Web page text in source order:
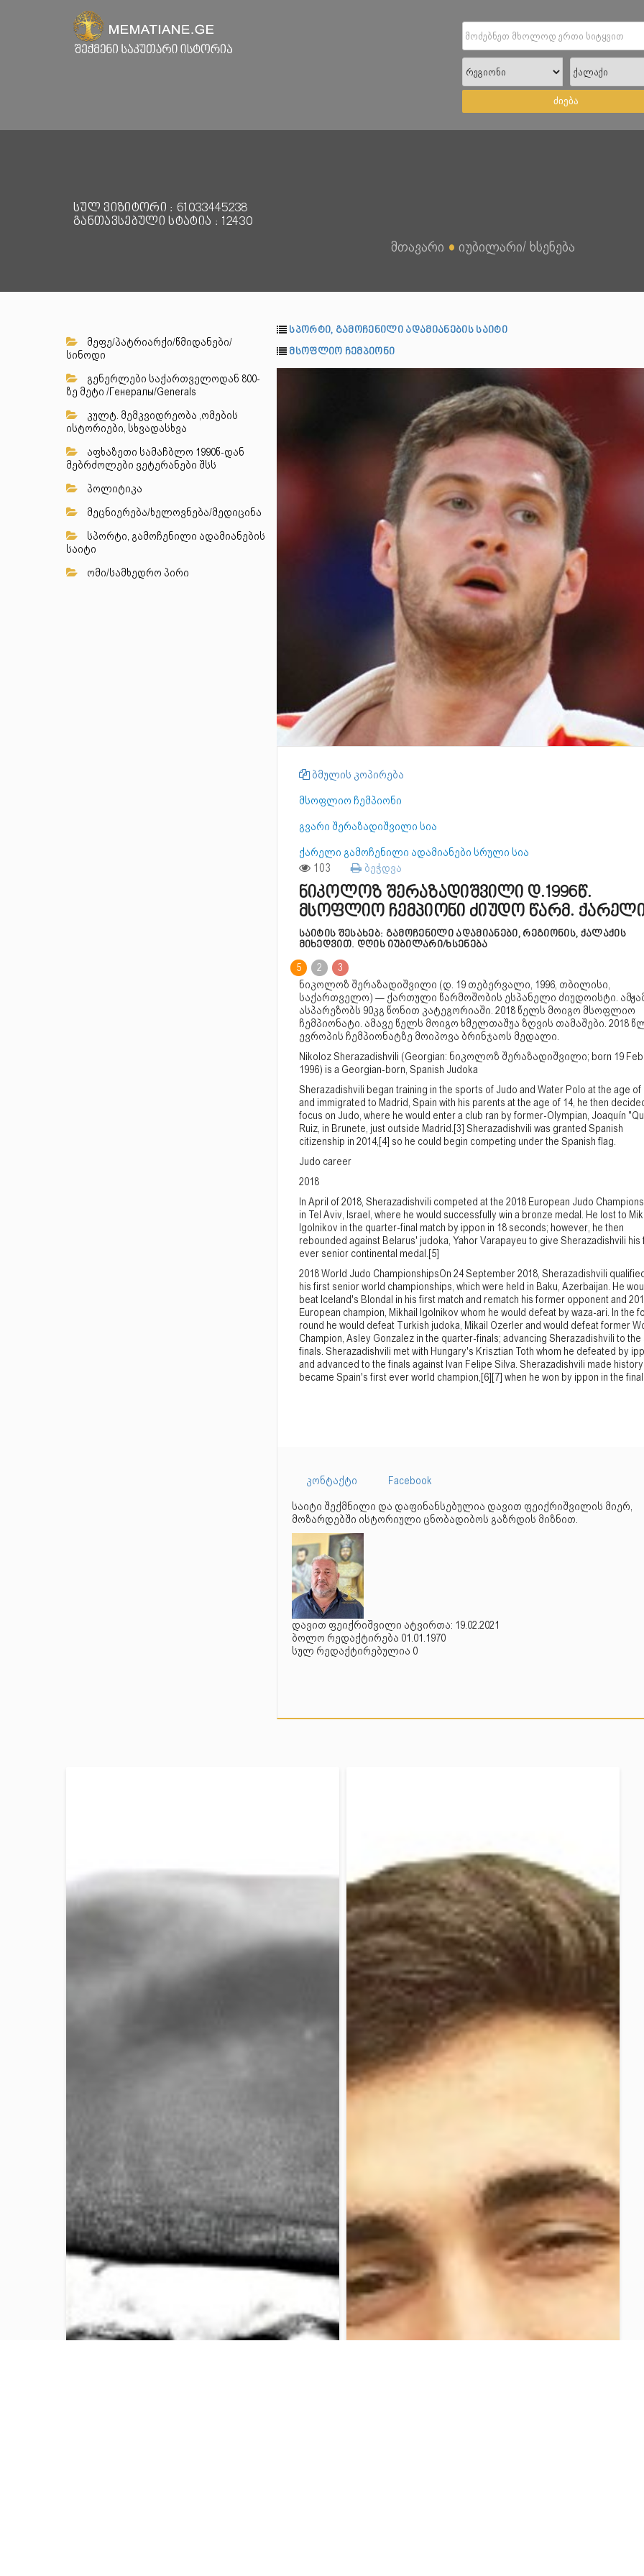
ძიება
სულ ვიზიტორი : 61033445238
განთავსებული სტატია : 12430
მთავარი ● იუბილარი/ ხსენება
მეფე/პატრიარქი/წმიდანები/
სინოდი
გენერლები საქართველოდან 800-
ზე მეტი /Генералы/Generals
კულტ. მემკვიდრეობა ,ომების
ისტორიები, სხვადასხვა
აფხაზეთი სამაჩბლო 1990წ-დან
მებრძოლები ვეტერანები შსს
პოლიტიკა
მეცნიერება/ხელოვნება/მედიცინა
სპორტი, გამოჩენილი ადამიანების
საიტი
ომი/სამხედრო პირი
სპორტი, გამოჩენილი ადამიანების საიტი
მსოფლიო ჩემპიონი
ბმულის კოპირება
მსოფლიო ჩემპიონი
გვარი შერაზადიშვილი სია
ქარელი გამოჩენილი ადამიანები სრული სია
103 ბეჭდვა
ნიკოლოზ შერაზადიშვილი დ.1996წ.
მსოფლიო ჩემპიონი ძიუდო წარმ.
საიტის შესახებ: გამოჩენილი ადამიანები, რეგიონის, ქალაქის
მიხედვით. დღის იუბილარი/ხსენება
5 2
3
ნიკოლოზ შერაზადიშვილი (დ. 19 თებერვალი, 1996, თბილისი,
საქართველო) — ქართული წარმოშობის ესპანელი ძიუდოისტი.
ასპარეზობს 90კგ წონით კატეგორიაში. 2018 წელს მოიგო მსოფლიო
ჩემპიონატი. ამავე წელს მოიგო ხმელთაშუა ზღვის თამაშები. 2018
ევროპის ჩემპიონატზე მოიპოვა ბრინჯაოს მედალი.
Nikoloz Sherazadishvili (Georgian: ნიკოლოზ შერაზადიშვილი; born 19
1996) is a Georgian-born, Spanish Judoka
Sherazadishvili began training in the sports of Judo and Water Polo at the age of
and immigrated to Madrid, Spain with his parents at the age of 14, he then
focus on Judo, where he would enter a club ran by former-Olympian, Joaquín
Ruiz, in Brunete, just outside Madrid.[3] Sherazadishvili was granted Spanish
citizenship in 2014,[4] so he could begin competing under the Spanish flag.
Judo career
2018
In April of 2018, Sherazadishvili competed at the 2018 European Judo
in Tel Aviv, Israel, where he would successfully win a bronze medal. He lost to
Igolnikov in the quarter-final match by ippon in 18 seconds; however, he then
rebounded against Belarus' judoka, Yahor Varapayeu to give Sherazadishvili his
ever senior continental medal.[5]
2018 World Judo ChampionshipsOn 24 September 2018, Sherazadishvili
his first senior world championships, which were held in Baku, Azerbaijan. He
beat Iceland's Blondal in his first match and rematch his former opponent and
European champion, Mikhail Igolnikov whom he would defeat by waza-ari. In the
round he would defeat Turkish judoka, Mikail Ozerler and would defeat former
Champion, Asley Gonzalez in the quarter-finals; advancing Sherazadishvili to the
finals. Sherazadishvili met with Hungary's Krisztian Toth whom he defeated by
and advanced to the finals against Ivan Felipe Silva. Sherazadishvili made
became Spain's first ever world champion,[6][7] when he won by ippon in the
კონტაქტი
Facebook
საიტი შექმნილი და დაფინანსებულია დავით ფეიქრიშვილის მიერ,
მოზარდებში ისტორიული ცნობადიბოს გაზრდის მიზნით.
დავით ფეიქრიშვილი ატვირთა: 19.02.2021
ბოლო რედაქტირება 01.01.1970
სულ რედაქტირებულია 0